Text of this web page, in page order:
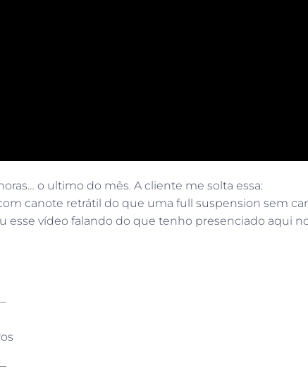
o ultimo do mês. A cliente me solta essa:
canote retrátil do que uma full suspension sem
esse vídeo falando do que tenho presenciado aqui